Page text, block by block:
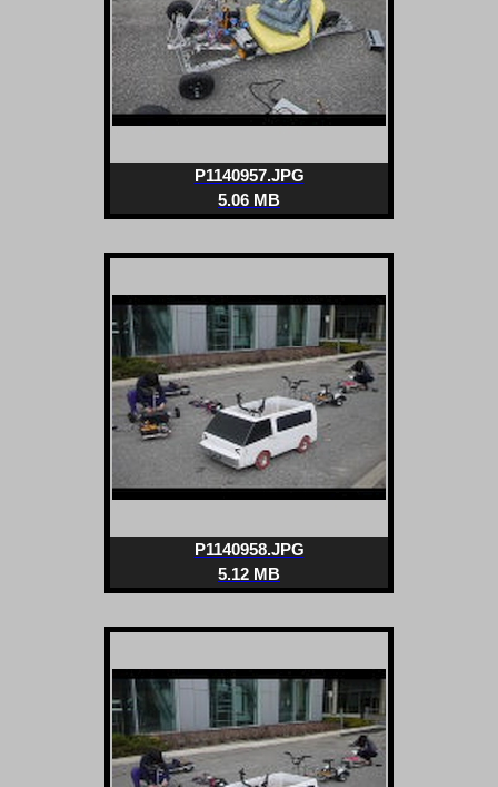
P1140957.JPG
5.06 MB
P1140958.JPG
5.12 MB